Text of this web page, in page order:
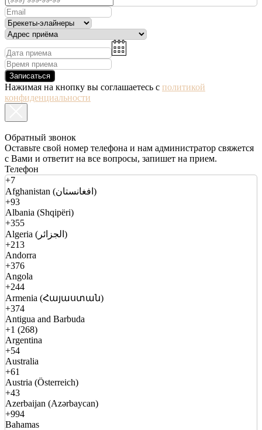
Записаться
Нажимая на кнопку вы соглашаетесь с политикой
конфиденциальности
Обратный звонок
Оставьте свой номер телефона и нам администратор свяжется
с Вами и ответит на все вопросы, запишет на прием.
Телефон
+7
Afghanistan (افغانستان)
+93
Albania (Shqipëri)
+355
Algeria (الجزائر)
+213
Andorra
+376
Angola
+244
Armenia (Հայաստան)
+374
Antigua and Barbuda
+1 (268)
Argentina
+54
Australia
+61
Austria (Österreich)
+43
Azerbaijan (Azərbaycan)
+994
Bahamas